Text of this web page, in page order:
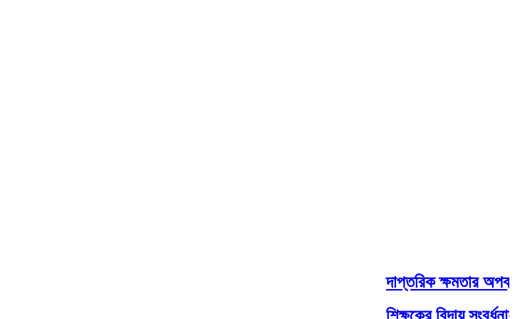
দাপ্তরিক ক্ষমতার
শিক্ষকের বিদায়